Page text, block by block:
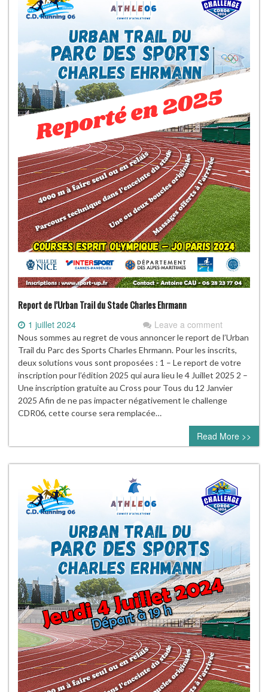
Report de l’Urban Trail du Stade Charles Ehrmann
1 juillet 2024 Leave a comment
Nous sommes au regret de vous annoncer le report de l’Urban
Trail du Parc des Sports Charles Ehrmann. Pour les inscrits,
deux solutions vous sont proposées : 1 – Le report de votre
inscription pour l’édition 2025 qui aura lieu le 4 Juillet 2025 2 –
Une inscription gratuite au Cross pour Tous du 12 Janvier
2025 Afin de ne pas impacter négativement le challenge
CDR06, cette course sera remplacée…
Read More >>